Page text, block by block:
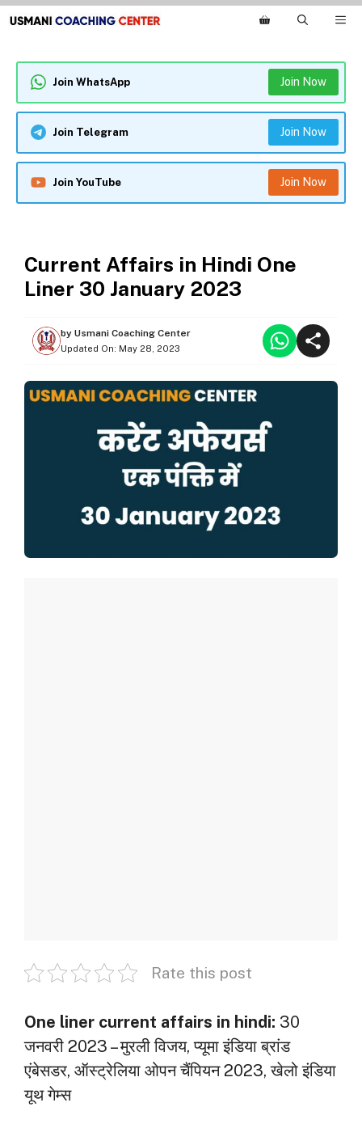
Skip
to
Join WhatsApp Join Now
Join Telegram Join Now
Join YouTube Join Now
Current Affairs in Hindi One
Liner 30 January 2023
by Usmani Coaching Center
Updated On: May 28, 2023
Rate this post
One liner current affairs in hindi: 30
जनवरी 2023 – मुरली विजय, प्‍यूमा इंडिया ब्रांड
एंबेसडर, ऑस्‍ट्रेलिया ओपन चैंपियन 2023, खेलो इंडिया
यूथ गेम्‍स